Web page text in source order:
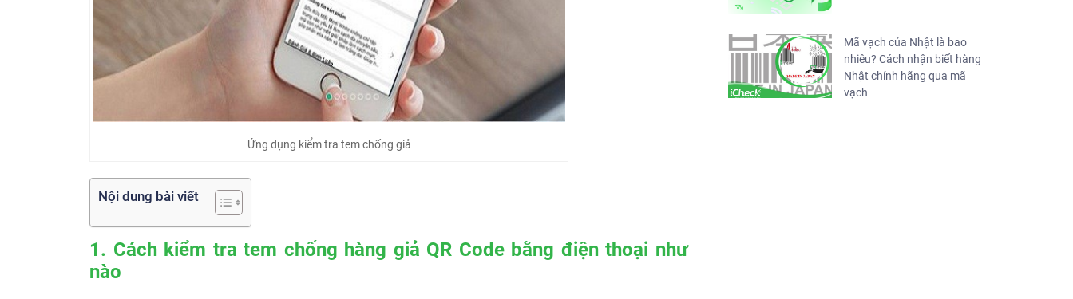
Ứng dụng kiểm tra tem chống giả
Nội dung bài viết
1. Cách kiểm tra tem chống hàng giả QR Code bằng điện thoại như
nào
Mã vạch của Nhật là bao
nhiêu? Cách nhận biết hàng
Nhật chính hãng qua mã
vạch